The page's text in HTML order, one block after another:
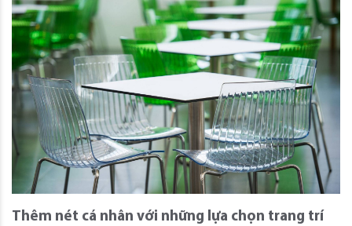
Thêm nét cá nhân với những lựa chọn trang trí